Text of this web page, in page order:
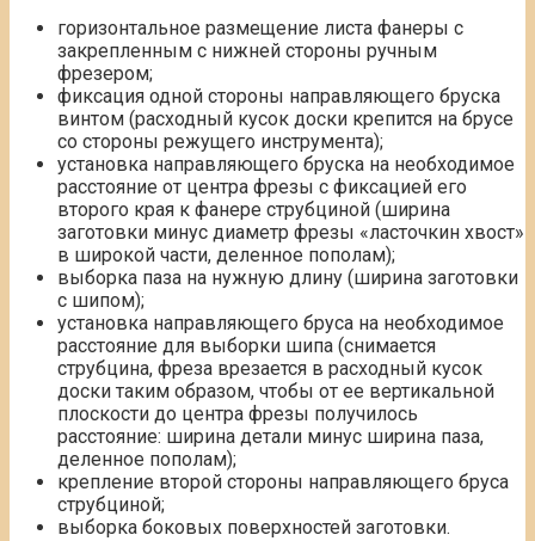
горизонтальное размещение листа фанеры с
закрепленным с нижней стороны ручным
фрезером;
фиксация одной стороны направляющего бруска
винтом (расходный кусок доски крепится на брусе
со стороны режущего инструмента);
установка направляющего бруска на необходимое
расстояние от центра фрезы с фиксацией его
второго края к фанере струбциной (ширина
заготовки минус диаметр фрезы «ласточкин хвост»
в широкой части, деленное пополам);
выборка паза на нужную длину (ширина заготовки
с шипом);
установка направляющего бруса на необходимое
расстояние для выборки шипа (снимается
струбцина, фреза врезается в расходный кусок
доски таким образом, чтобы от ее вертикальной
плоскости до центра фрезы получилось
расстояние: ширина детали минус ширина паза,
деленное пополам);
крепление второй стороны направляющего бруса
струбциной;
выборка боковых поверхностей заготовки.